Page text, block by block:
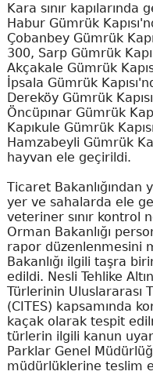
Kara sınır
Habur Gümrük
Çobanbey Gümrük
300, Sarp Gümrük
Akçakale Gümrük
İpsala Gümrük
Dereköy Gümrük
Öncüpınar Gümrük
Kapıkule Gümrük
Hamzabeyli Gümrük
hayvan ele geçirildi.
Ticaret Bakanlığından
yer ve sahalarda ele
veteriner sınır kontrol
Orman Bakanlığı
rapor düzenlenmesini
Bakanlığı ilgili taşra
edildi. Nesli Tehlike
Türlerinin Uluslararası
(CITES) kapsamında
kaçak olarak tespit
türlerin ilgili kanun
Parklar Genel
müdürlüklerine teslim